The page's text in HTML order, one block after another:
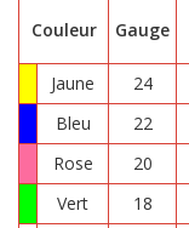
Couleur Gauge
Jaune
24
Bleu
22
Rose
20
Vert
18